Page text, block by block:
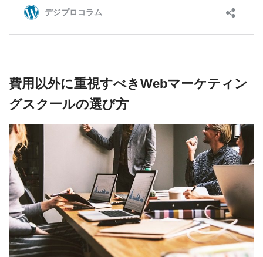
費用以外に重視すべきWebマーケティン
グスクールの選び方